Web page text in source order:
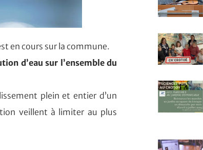
en cours sur la commune.
d’eau sur l’ensemble du
plein et entier d’un
veillent à limiter au plus